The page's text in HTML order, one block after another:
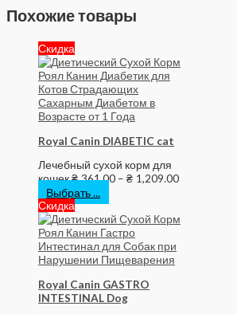
Похожие товары
Скидка
Royal Canin DIABETIC cat
Лечебный сухой корм для
кошек₴ 361.00 – ₴ 1,209.00
Выбрать ...
Скидка
Royal Canin GASTRO
INTESTINAL Dog